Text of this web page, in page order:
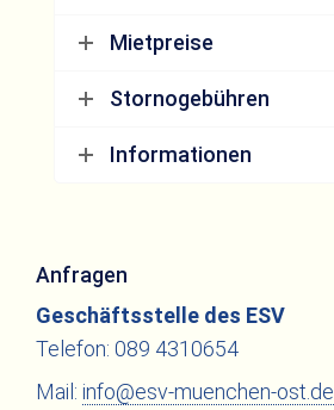
Mietpreise
Stornogebühren
Informationen
Anfragen
Geschäftsstelle des ESV
Telefon: 089 4310654
Mail: info@esv-muenchen-ost.de